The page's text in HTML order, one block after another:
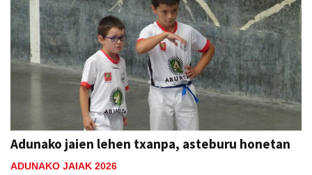
Adunako jaien lehen txanpa, asteburu honetan
ADUNAKO JAIAK 2026